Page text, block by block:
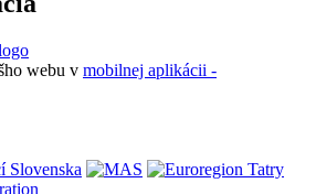
webu v mobilnej aplikácii -